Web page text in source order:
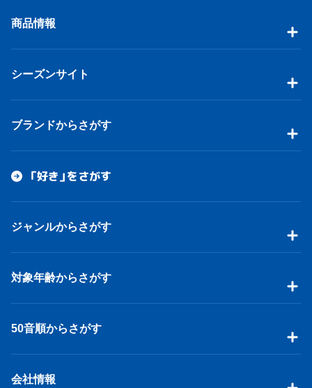
商品情報
シーズンサイト
ブランドからさがす
「好き」をさがす
ジャンルからさがす
対象年齢からさがす
50音順からさがす
会社情報